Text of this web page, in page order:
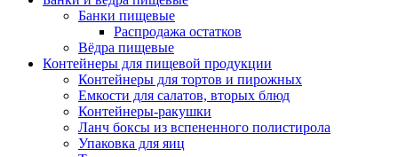
Банки пищевые
Распродажа остатков
Вёдра пищевые
Контейнеры для пищевой продукции
Контейнеры для тортов и пирожных
Емкости для салатов, вторых блюд
Контейнеры-ракушки
Ланч боксы из вспененного полистирола
Упаковка для яиц